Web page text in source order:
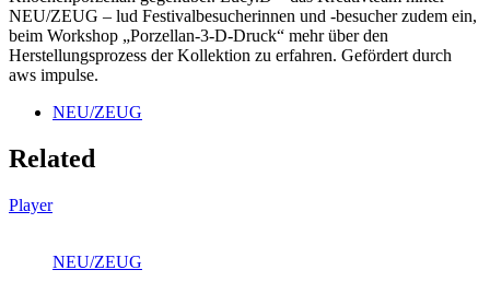
NEU/ZEUG – lud Festivalbesucherinnen und -besucher zudem ein,
beim Workshop „Porzellan-3-D-Druck“ mehr über den
Herstellungsprozess der Kollektion zu erfahren. Gefördert durch
aws impulse.
NEU/ZEUG
Related
Player
NEU/ZEUG